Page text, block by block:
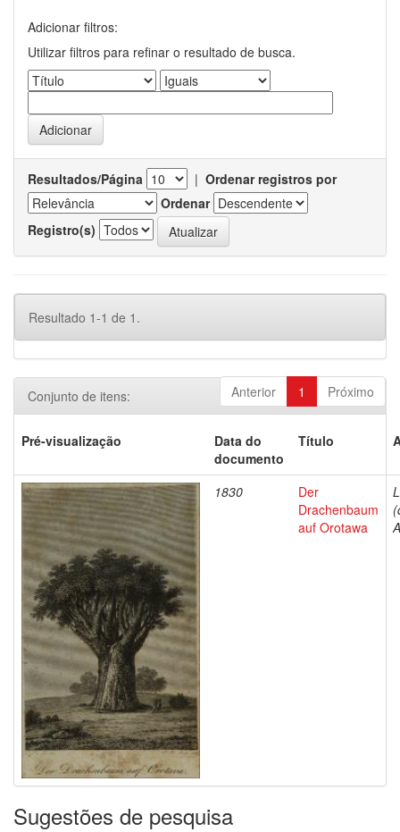
Adicionar filtros:
Utilizar filtros para refinar o resultado de busca.
Resultados/Página | Ordenar registros por
Ordenar
Registro(s)
Resultado 1-1 de 1.
Anterior 1 Próximo
Conjunto de itens:
Pré-visualização
Data do
documento
Título
1830
Der
Drachenbaum
auf Orotawa
Sugestões de pesquisa